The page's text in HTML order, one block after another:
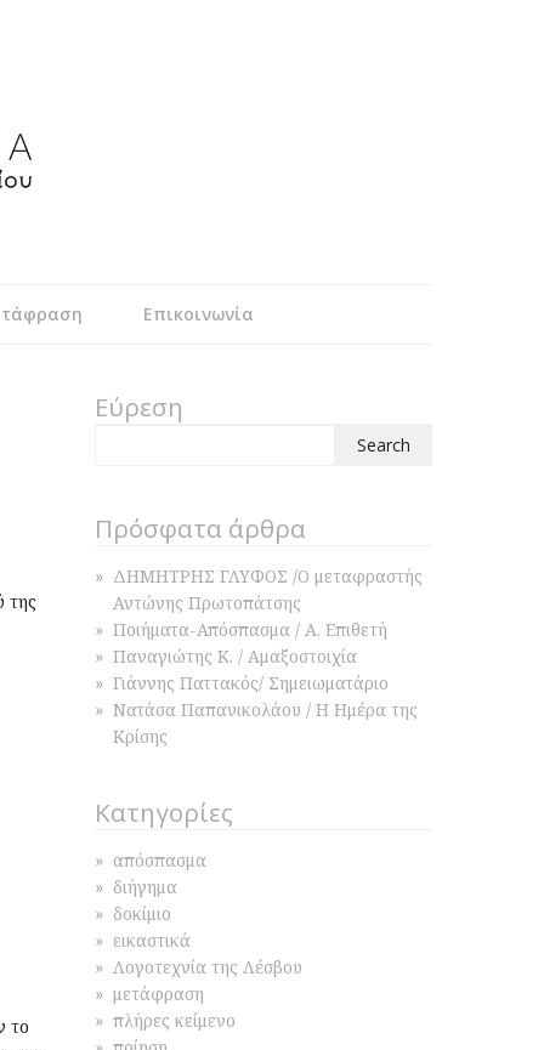
Επικοινωνία
της
το
Εύρεση
Πρόσφατα άρθρα
ΔΗΜΗΤΡΗΣ ΓΛΥΦΟΣ /Ο μεταφραστής
Αντώνης Πρωτοπάτσης
Ποιήματα-Απόσπασμα / Α. Επιθετή
Παναγιώτης Κ. / Αμαξοστοιχία
Γιάννης Παττακός/ Σημειωματάριο
Νατάσα Παπανικολάου / Η Ημέρα της
Κρίσης
Κατηγορίες
απόσπασμα
διήγημα
δοκίμιο
εικαστικά
Λογοτεχνία της Λέσβου
μετάφραση
πλήρες κείμενο